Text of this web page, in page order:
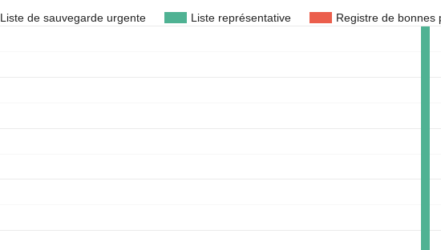
Liste de sauvegarde urgente Liste représentative Registre de bonnes